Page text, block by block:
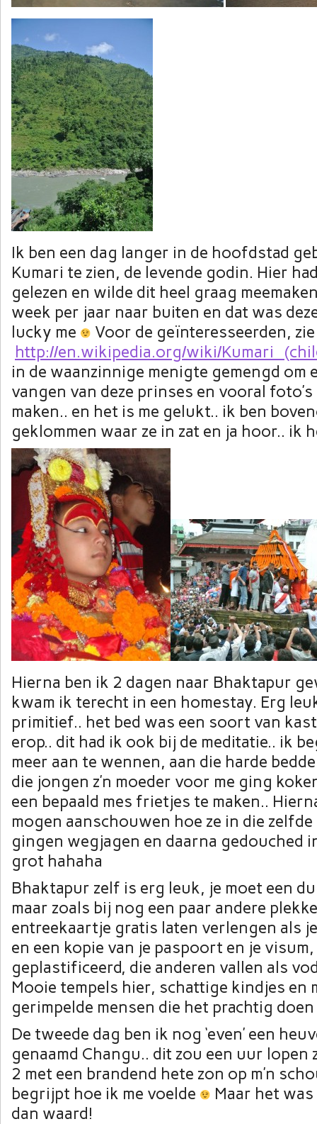
Ik ben een dag langer in de hoofdstad
Kumari te zien, de levende godin. Hier
gelezen en wilde dit heel graag
week per jaar naar buiten en dat was
lucky me
Voor de geïnteresseerden,
http://en.wikipedia.org/wiki/
in de waanzinnige menigte gemengd om
vangen van deze prinses en vooral
maken.. en het is me gelukt.. ik ben
geklommen waar ze in zat en ja hoor.. ik
Hierna ben ik 2 dagen naar Bhaktapur
kwam ik terecht in een homestay. Erg
primitief.. het bed was een soort van
erop.. dit had ik ook bij de meditatie.. ik
meer aan te wennen, aan die harde
die jongen z’n moeder voor me ging
een bepaald mes frietjes te maken..
mogen aanschouwen hoe ze in die
gingen wegjagen en daarna gedouched
grot hahaha
Bhaktapur zelf is erg leuk, je moet een
maar zoals bij nog een paar andere
entreekaartje gratis laten verlengen als
en een kopie van je paspoort en je
geplastificeerd, die anderen vallen als
Mooie tempels hier, schattige kindjes en
gerimpelde mensen die het prachtig
De tweede dag ben ik nog ‘even’ een
genaamd Changu.. dit zou een uur lopen
2 met een brandend hete zon op m’n
begrijpt hoe ik me voelde
Maar het
dan waard!